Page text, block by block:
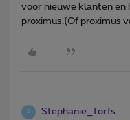
voor nieuwe klanten en
proximus.(Of proximus
S Stephanie_torfs